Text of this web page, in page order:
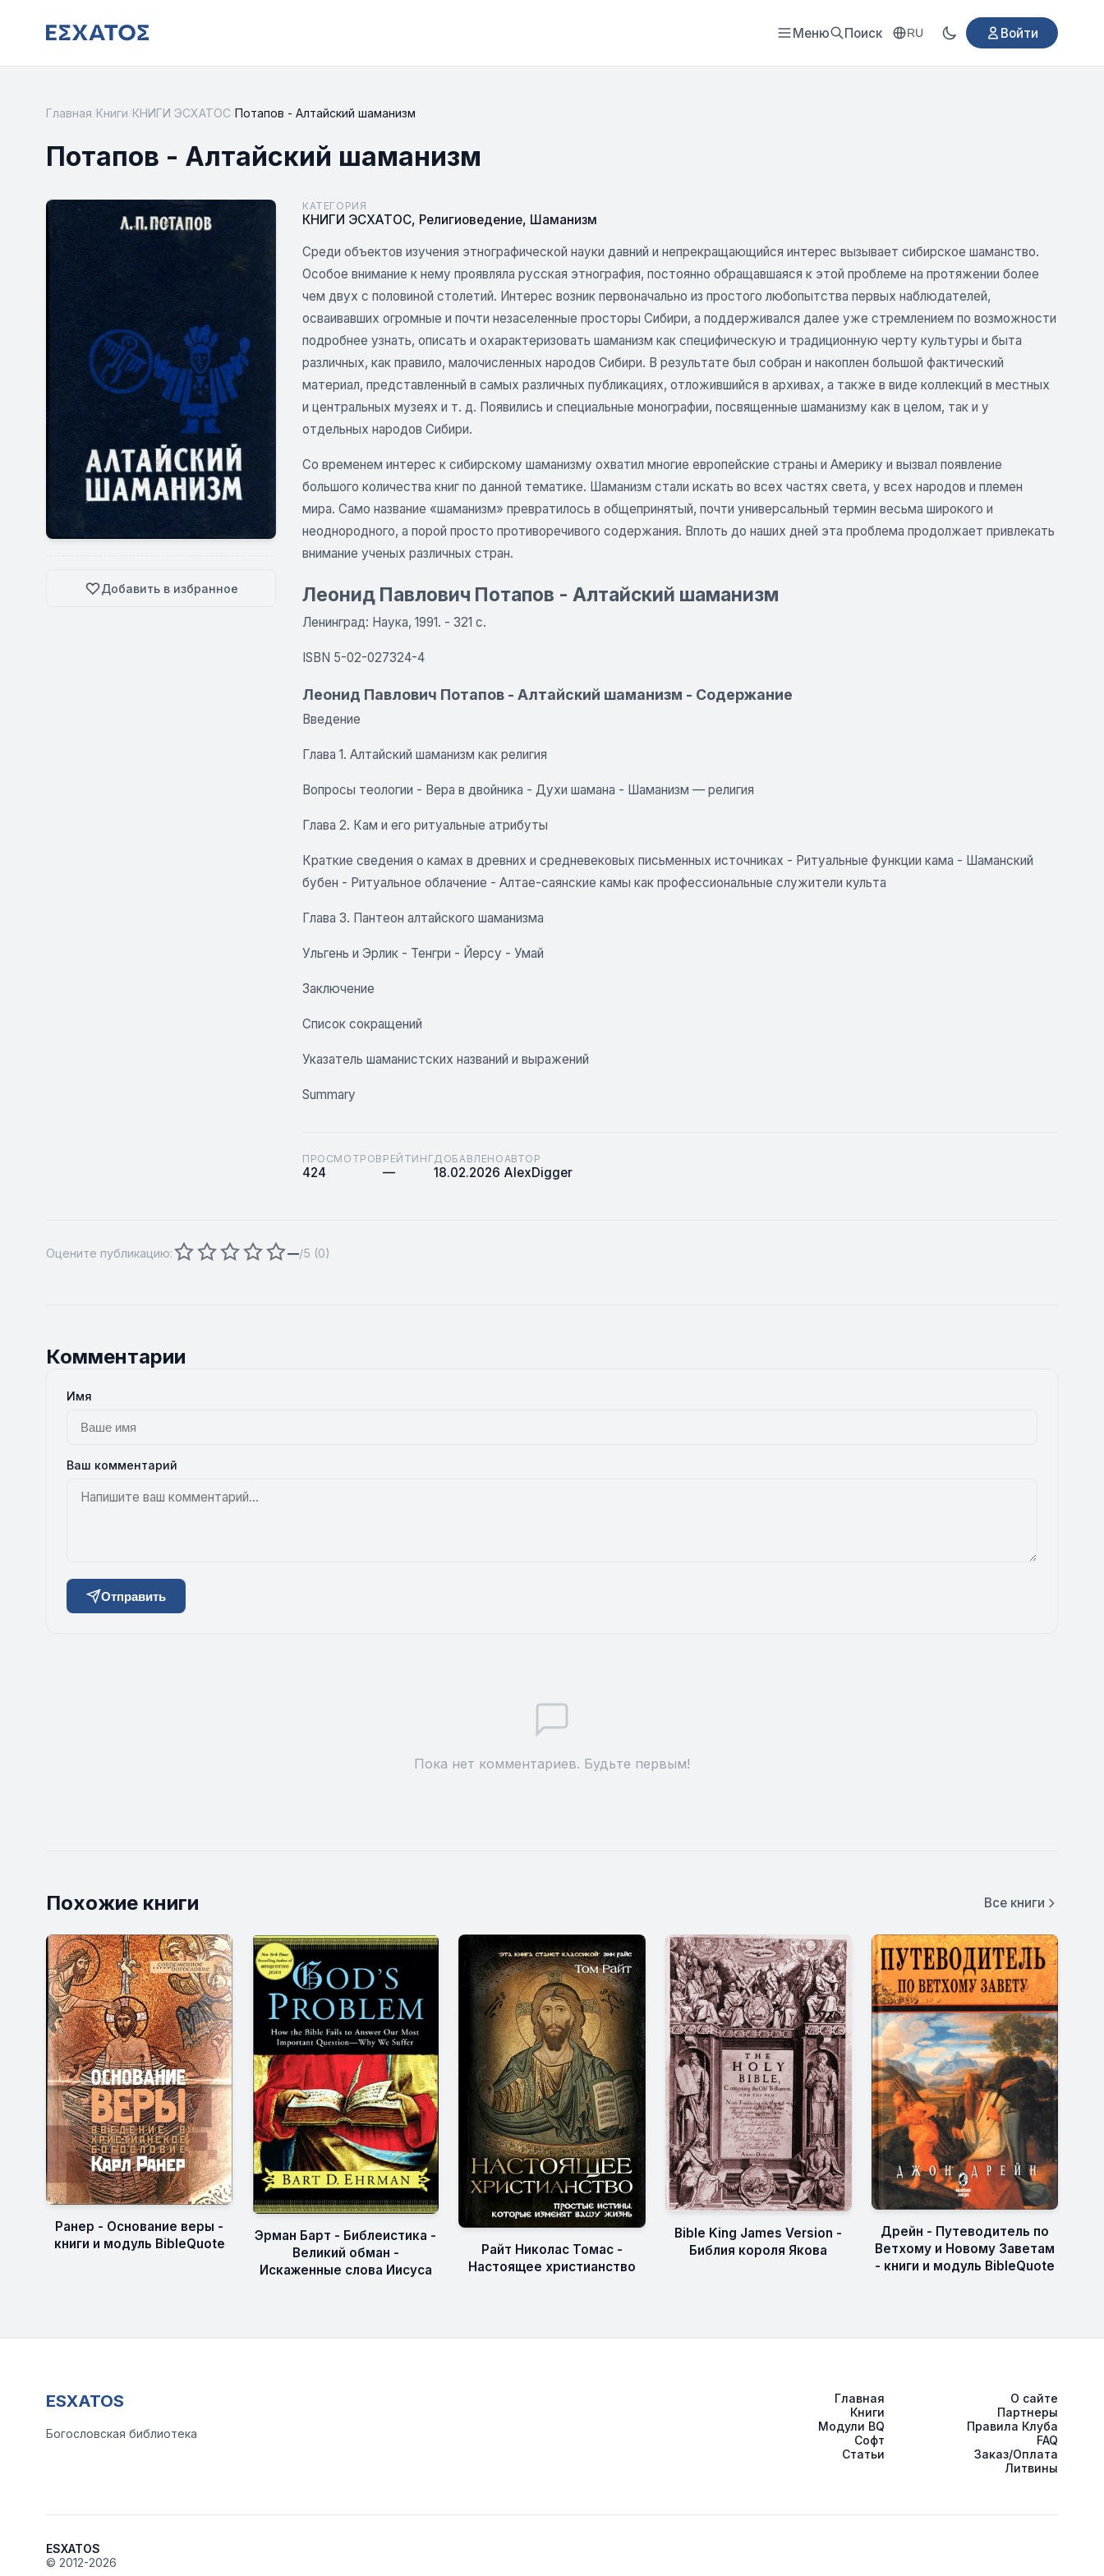
Меню Поиск RU Войти
Главная Книги КНИГИ ЭСХАТОС Потапов - Алтайский шаманизм
Потапов - Алтайский шаманизм
Добавить в избранное
КАТЕГОРИЯ
КНИГИ ЭСХАТОС, Религиоведение, Шаманизм
Среди объектов изучения этнографической науки давний и непрекращающийся интерес вызывает сибирское шаманство.
Особое внимание к нему проявляла русская этнография, постоянно обращавшаяся к этой проблеме на протяжении более
чем двух с половиной столетий. Интерес возник первоначально из простого любопытства первых наблюдателей,
осваивавших огромные и почти незаселенные просторы Сибири, а поддерживался далее уже стремлением по возможности
подробнее узнать, описать и охарактеризовать шаманизм как специфическую и традиционную черту культуры и быта
различных, как правило, малочисленных народов Сибири. В результате был собран и накоплен большой фактический
материал, представленный в самых различных публикациях, отложившийся в архивах, а также в виде коллекций в местных
и центральных музеях и т. д. Появились и специальные монографии, посвященные шаманизму как в целом, так и у
отдельных народов Сибири.
Со временем интерес к сибирскому шаманизму охватил многие европейские страны и Америку и вызвал появление
большого количества книг по данной тематике. Шаманизм стали искать во всех частях света, у всех народов и племен
мира. Само название «шаманизм» превратилось в общепринятый, почти универсальный термин весьма широкого и
неоднородного, а порой просто противоречивого содержания. Вплоть до наших дней эта проблема продолжает привлекать
внимание ученых различных стран.
Леонид Павлович Потапов - Алтайский шаманизм
Ленинград: Наука, 1991. - 321 с.
ISBN 5-02-027324-4
Леонид Павлович Потапов - Алтайский шаманизм - Содержание
Введение
Глава 1. Алтайский шаманизм как религия
Вопросы теологии - Вера в двойника - Духи шамана - Шаманизм — религия
Глава 2. Кам и его ритуальные атрибуты
Краткие сведения о камах в древних и средневековых письменных источниках - Ритуальные функции кама - Шаманский
бубен - Ритуальное облачение - Алтае-саянские камы как профессиональные служители культа
Глава 3. Пантеон алтайского шаманизма
Ульгень и Эрлик - Тенгри - Йерсу - Умай
Заключение
Список сокращений
Указатель шаманистских названий и выражений
Summary
ПРОСМОТРОВ
424
РЕЙТИНГ
—
ДОБАВЛЕНО
18.02.2026
АВТОР
AlexDigger
Оцените публикацию: —/5 (0)
Комментарии
Имя
Ваш комментарий
Отправить
Пока нет комментариев. Будьте первым!
Похожие книги Все книги
Ранер - Основание веры -
книги и модуль BibleQuote
Эрман Барт - Библеистика -
Великий обман -
Искаженные слова Иисуса
Райт Николас Томас -
Настоящее христианство
Bible King James Version -
Библия короля Якова
Дрейн - Путеводитель по
Ветхому и Новому Заветам
- книги и модуль BibleQuote
ESXATOS
Богословская библиотека
Главная
Книги
Модули BQ
Софт
Статьи
О сайте
Партнеры
Правила Клуба
FAQ
Заказ/Оплата
Литвины
ESXATOS
© 2012-2026